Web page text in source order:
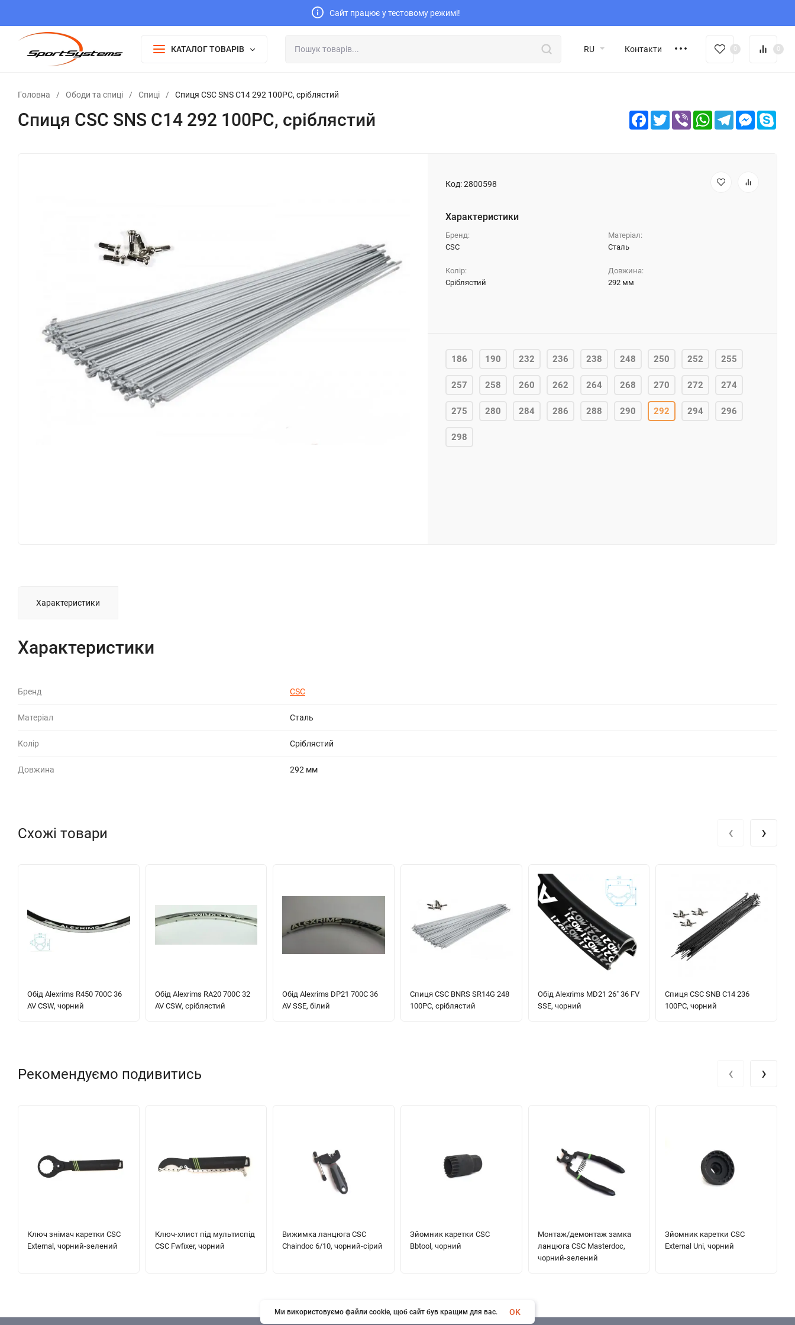
Сайт працює у тестовому режимі!
КАТАЛОГ ТОВАРІВ RU Контакти 0 0
Головна / Ободи та спиці / Спиці / Спиця CSC SNS C14 292 100PC, сріблястий
Спиця CSC SNS C14 292 100PC, сріблястий Facebook
TwitterViber WhatsAppTelegram
Код:2800598
Характеристики
Бренд:
CSC
Матеріал:
Сталь
Колір:
Сріблястий
Довжина:
292 мм
186 190 232 236 238 248 250 252 255
257 258 260 262 264 268 270 272 274
275 280 284 286 288 290 292 294 296
298
Характеристики
Характеристики
Бренд CSC
Матеріал Сталь
Колір Сріблястий
Довжина 292 мм
Схожі товари
Обід Alexrims R450 700C 36
AV CSW, чорний
Обід Alexrims RA20 700C 32
AV CSW, сріблястий
Обід Alexrims DP21 700C 36
AV SSE, білий
Спиця CSC BNRS SR14G 248
100PC, сріблястий
Обід Alexrims MD21 26" 36 FV
SSE, чорний
Спиця CSC SNB C14 236
100PC, чорний
‹ ›
Рекомендуємо подивитись
Ключ знімач каретки CSC
External, чорний-зелений
Ключ-хлист під мультиспід
CSC Fwfixer, чорний
Вижимка ланцюга CSC
Chaindoc 6/10, чорний-сірий
Зйомник каретки CSC
Bbtool, чорний
Монтаж/демонтаж замка
ланцюга CSC Masterdoc,
чорний-зелений
Зйомник каретки CSC
External Uni, чорний
‹ ›
Ми використовуємо файли cookie, щоб сайт був кращим для вас. OK